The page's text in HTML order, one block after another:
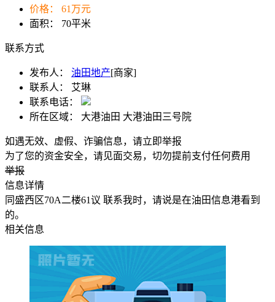
价格：
61万元
面积：
70平米
联系方式
发布人： 油田地产[商家]
联系人：
艾琳
联系电话：
所在区域：
大港油田 大港油田三号院
如遇无效、虚假、诈骗信息，请立即举报
为了您的资金安全，请见面交易，切勿提前支付任何费用
举报
信息详情
同盛西区70A二楼61议 联系我时，请说是在油田信息港看到
的。
相关信息